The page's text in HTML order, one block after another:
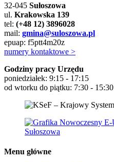
32-045 Sułoszowa
ul. Krakowska 139
tel: (+48 12) 3896028
mail: gmina@suloszowa.pl
epuap: f5ptt4m20z
numery kontaktowe >
Godziny pracy Urzędu
poniedziałek: 9:15 - 17:15
od wtorku do piątku: 7:30 - 15:30
Menu główne